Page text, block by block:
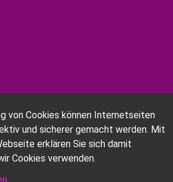
16.00h
von Cookies können Internetseiten
und sicherer gemacht werden. Mit
erklären Sie sich damit
Cookies verwenden.